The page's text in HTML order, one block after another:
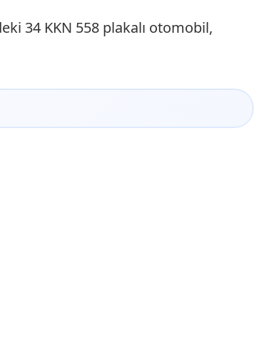
34 KKN 558 plakalı otomobil,